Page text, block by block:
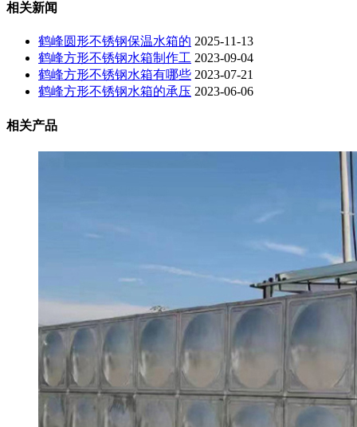
相关新闻
鹤峰圆形不锈钢保温水箱的 2025-11-13
鹤峰方形不锈钢水箱制作工 2023-09-04
鹤峰方形不锈钢水箱有哪些 2023-07-21
鹤峰方形不锈钢水箱的承压 2023-06-06
相关产品